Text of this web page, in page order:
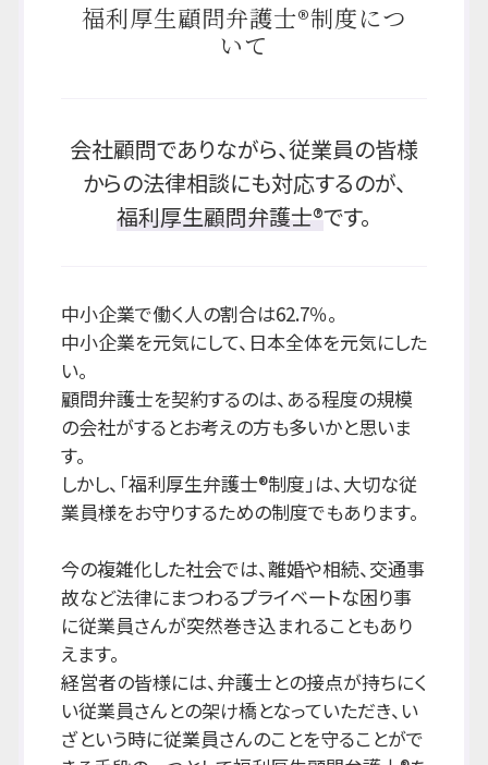
福利厚生顧問弁護士®制度につ
いて
会社顧問でありながら、従業員の皆様
からの法律相談にも対応するのが、
福利厚生顧問弁護士®です。
中小企業で働く人の割合は62.7％。
中小企業を元気にして、日本全体を元気にした
い。
顧問弁護士を契約するのは、ある程度の規模
の会社がするとお考えの方も多いかと思いま
す。
しかし、「福利厚生弁護士®制度」は、大切な従
業員様をお守りするための制度でもあります。
今の複雑化した社会では、離婚や相続、交通事
故など法律にまつわるプライベートな困り事
に従業員さんが突然巻き込まれることもあり
えます。
経営者の皆様には、弁護士との接点が持ちにく
い従業員さんとの架け橋となっていただき、い
ざという時に従業員さんのことを守ることがで